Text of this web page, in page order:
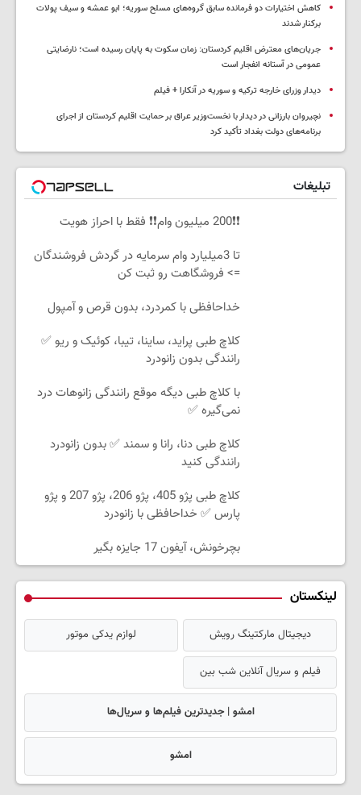
کاهش اختیارات دو فرمانده سابق گروه‌های مسلح سوریه؛ ابو عمشه و سیف پولات
برکنار شدند
جریان‌های معترض اقلیم کردستان: زمان سکوت به پایان رسیده است؛ نارضایتی
عمومی در آستانه انفجار است
دیدار وزرای خارجه ترکیه و سوریه در آنکارا + فیلم
نچیروان بارزانی در دیدار با نخست‌وزیر عراق بر حمایت اقلیم کردستان از اجرای
برنامه‌های دولت بغداد تأکید کرد
تبلیغات
❗❗200 میلیون وام❗❗ فقط با احراز هویت
تا 3میلیارد وام سرمایه در گردش فروشندگان
=> فروشگاهت رو ثبت کن
خداحافظی با کمردرد، بدون قرص و آمپول
کلاچ طبی پراید، ساینا، تیبا، کوئیک و ریو ✅
رانندگی بدون زانودرد
با کلاچ طبی دیگه موقع رانندگی زانوهات درد
نمی‌گیره ✅
کلاچ طبی دنا، رانا و سمند ✅ بدون زانودرد
رانندگی کنید
کلاچ طبی پژو 405، پژو 206، پژو 207 و پژو
پارس ✅ خداحافظی با زانودرد
بچرخونش، آیفون 17 جایزه بگیر
لینکستان
دیجیتال مارکتینگ رویش لوازم یدکی موتور
فیلم و سریال آنلاین شب بین
امشو | جدیدترین فیلم‌ها و سریال‌ها
امشو